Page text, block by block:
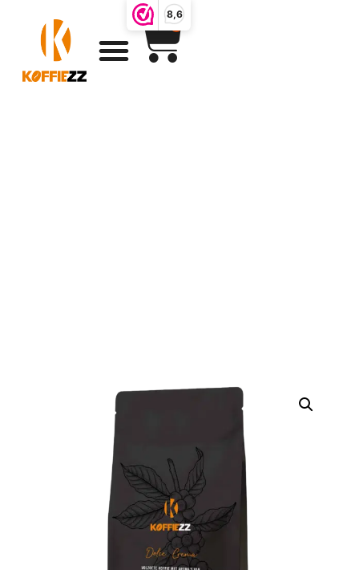
8,6
0